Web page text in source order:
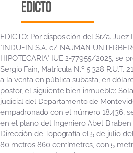
edicto
EDICTO: Por disposición del Sr/a.
"INDUFIN S.A. c/ NAJMAN
HIPOTECARIA" IUE 2-77955/2025, se
Sergio Fain, Matrícula N.º 5.328 R.U.T.
a la venta en pública subasta, en
postor, el siguiente bien inmueble:
judicial del Departamento de
empadronado con el número 18.436,
en el plano del Ingeniero Abel
Dirección de Topografía el 5 de julio
80 metros 860 centímetros, con 5